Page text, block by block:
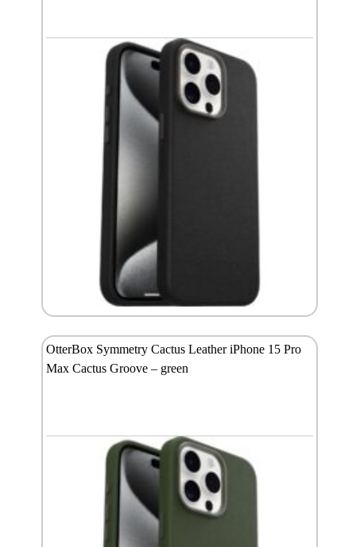
OtterBox Symmetry Cactus Leather iPhone 15 Pro
Max Cactus Groove – green